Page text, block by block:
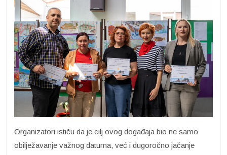
Organizatori ističu da je cilj ovog događaja bio ne samo
obilježavanje važnog datuma, već i dugoročno jačanje